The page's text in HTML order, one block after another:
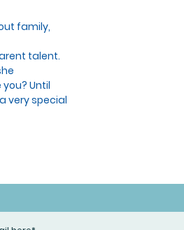
family,
talent.
Until
very special